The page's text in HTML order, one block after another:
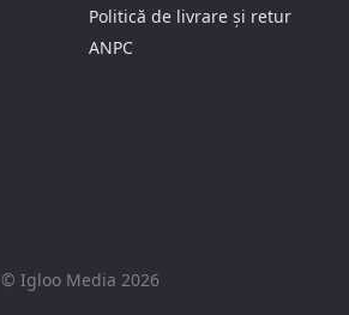
Politică de livrare și retur
ANPC
© Igloo Media 2026